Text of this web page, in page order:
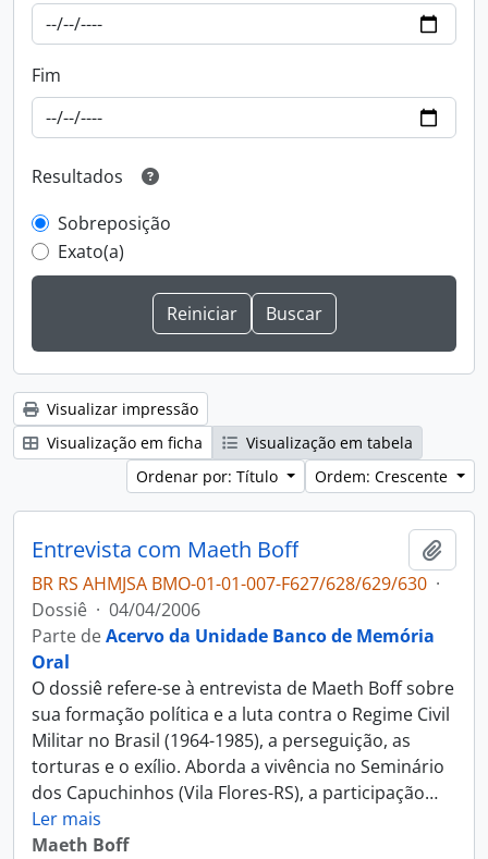
Fim
Resultados
Sobreposição
Exato(a)
Visualizar impressão
Visualização em ficha
Visualização em tabela
Ordenar por: Título
Ordem: Crescente
Entrevista com Maeth Boff
BR RS AHMJSA BMO-01-01-007-F627/628/629/630 ·
Dossiê · 04/04/2006
Parte deAcervo da Unidade Banco de Memória
Oral
O dossiê refere-se à entrevista de Maeth Boff sobre
sua formação política e a luta contra o Regime Civil
Militar no Brasil (1964-1985), a perseguição, as
torturas e o exílio. Aborda a vivência no Seminário
dos Capuchinhos (Vila Flores-RS), a participação…
Ler mais
Maeth Boff